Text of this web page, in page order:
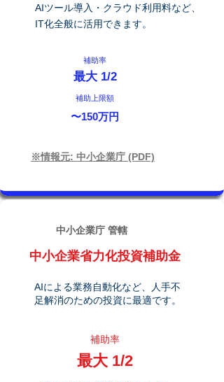
AIツール導入・クラウド利用料など、
IT化全般に活用できます。
補助率
最大 1/2
補助上限額
〜150万円
※情報元: 中小企業庁 (PDF)
中小企業庁 管轄
中小企業省力化投資補助金
AIによる業務自動化など、人手不
足解消のための投資に最適です。
補助率
最大 1/2